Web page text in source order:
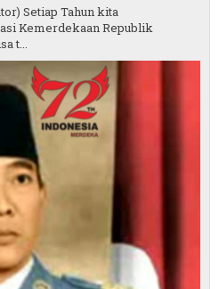
Setiap Tahun kita
Kemerdekaan Republik
t...